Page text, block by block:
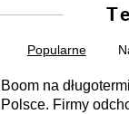
Popularne
Boom na
Polsce. Firmy